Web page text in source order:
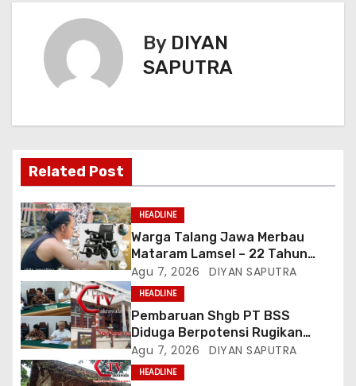
By DIYAN
SAPUTRA
Related Post
HEADLINE
Warga Talang Jawa Merbau
Mataram Lamsel – 22 Tahun
Lumpuh Vina Agustina Viral Di
Tiktok Inginkan Kursi Roda
Listrik, Kepala Perwakilan
Provinsi Lampung Media
Cakrawala Tv Meminta Pemda
Lamsel Bertindak
Agu 7, 2026 DIYAN SAPUTRA
HEADLINE
Pembaruan Shgb PT BSS
Diduga Berpotensi Rugikan
Negara, Kementrian ATR/BPN Di
Gugat Di PTUN Jakarta
Agu 7, 2026 DIYAN SAPUTRA
HEADLINE